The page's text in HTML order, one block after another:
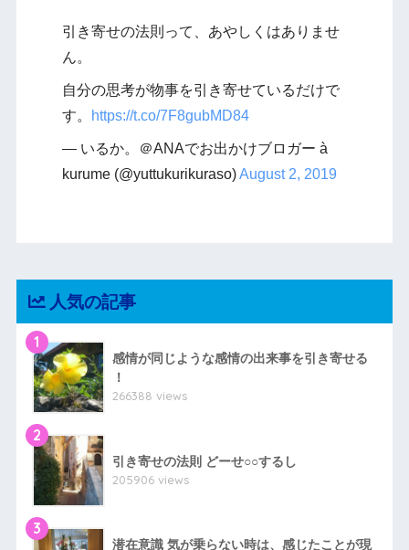
引き寄せの法則って、あやしくはありませ
ん。
自分の思考が物事を引き寄せているだけで
す。
https://t.co/7F8gubMD84
— いるか。＠ANAでお出かけブロガー à
kurume (@yuttukurikuraso)August 2, 2019
人気の記事
1
感情が同じような感情の出来事を引き寄せる
！
266388 views
2
引き寄せの法則 どーせ○○するし
205906 views
3
潜在意識 気が乗らない時は、感じたことが現